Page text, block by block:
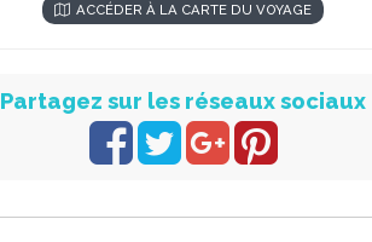
ACCÉDER À LA CARTE DU VOYAGE
Partagez sur les réseaux sociaux